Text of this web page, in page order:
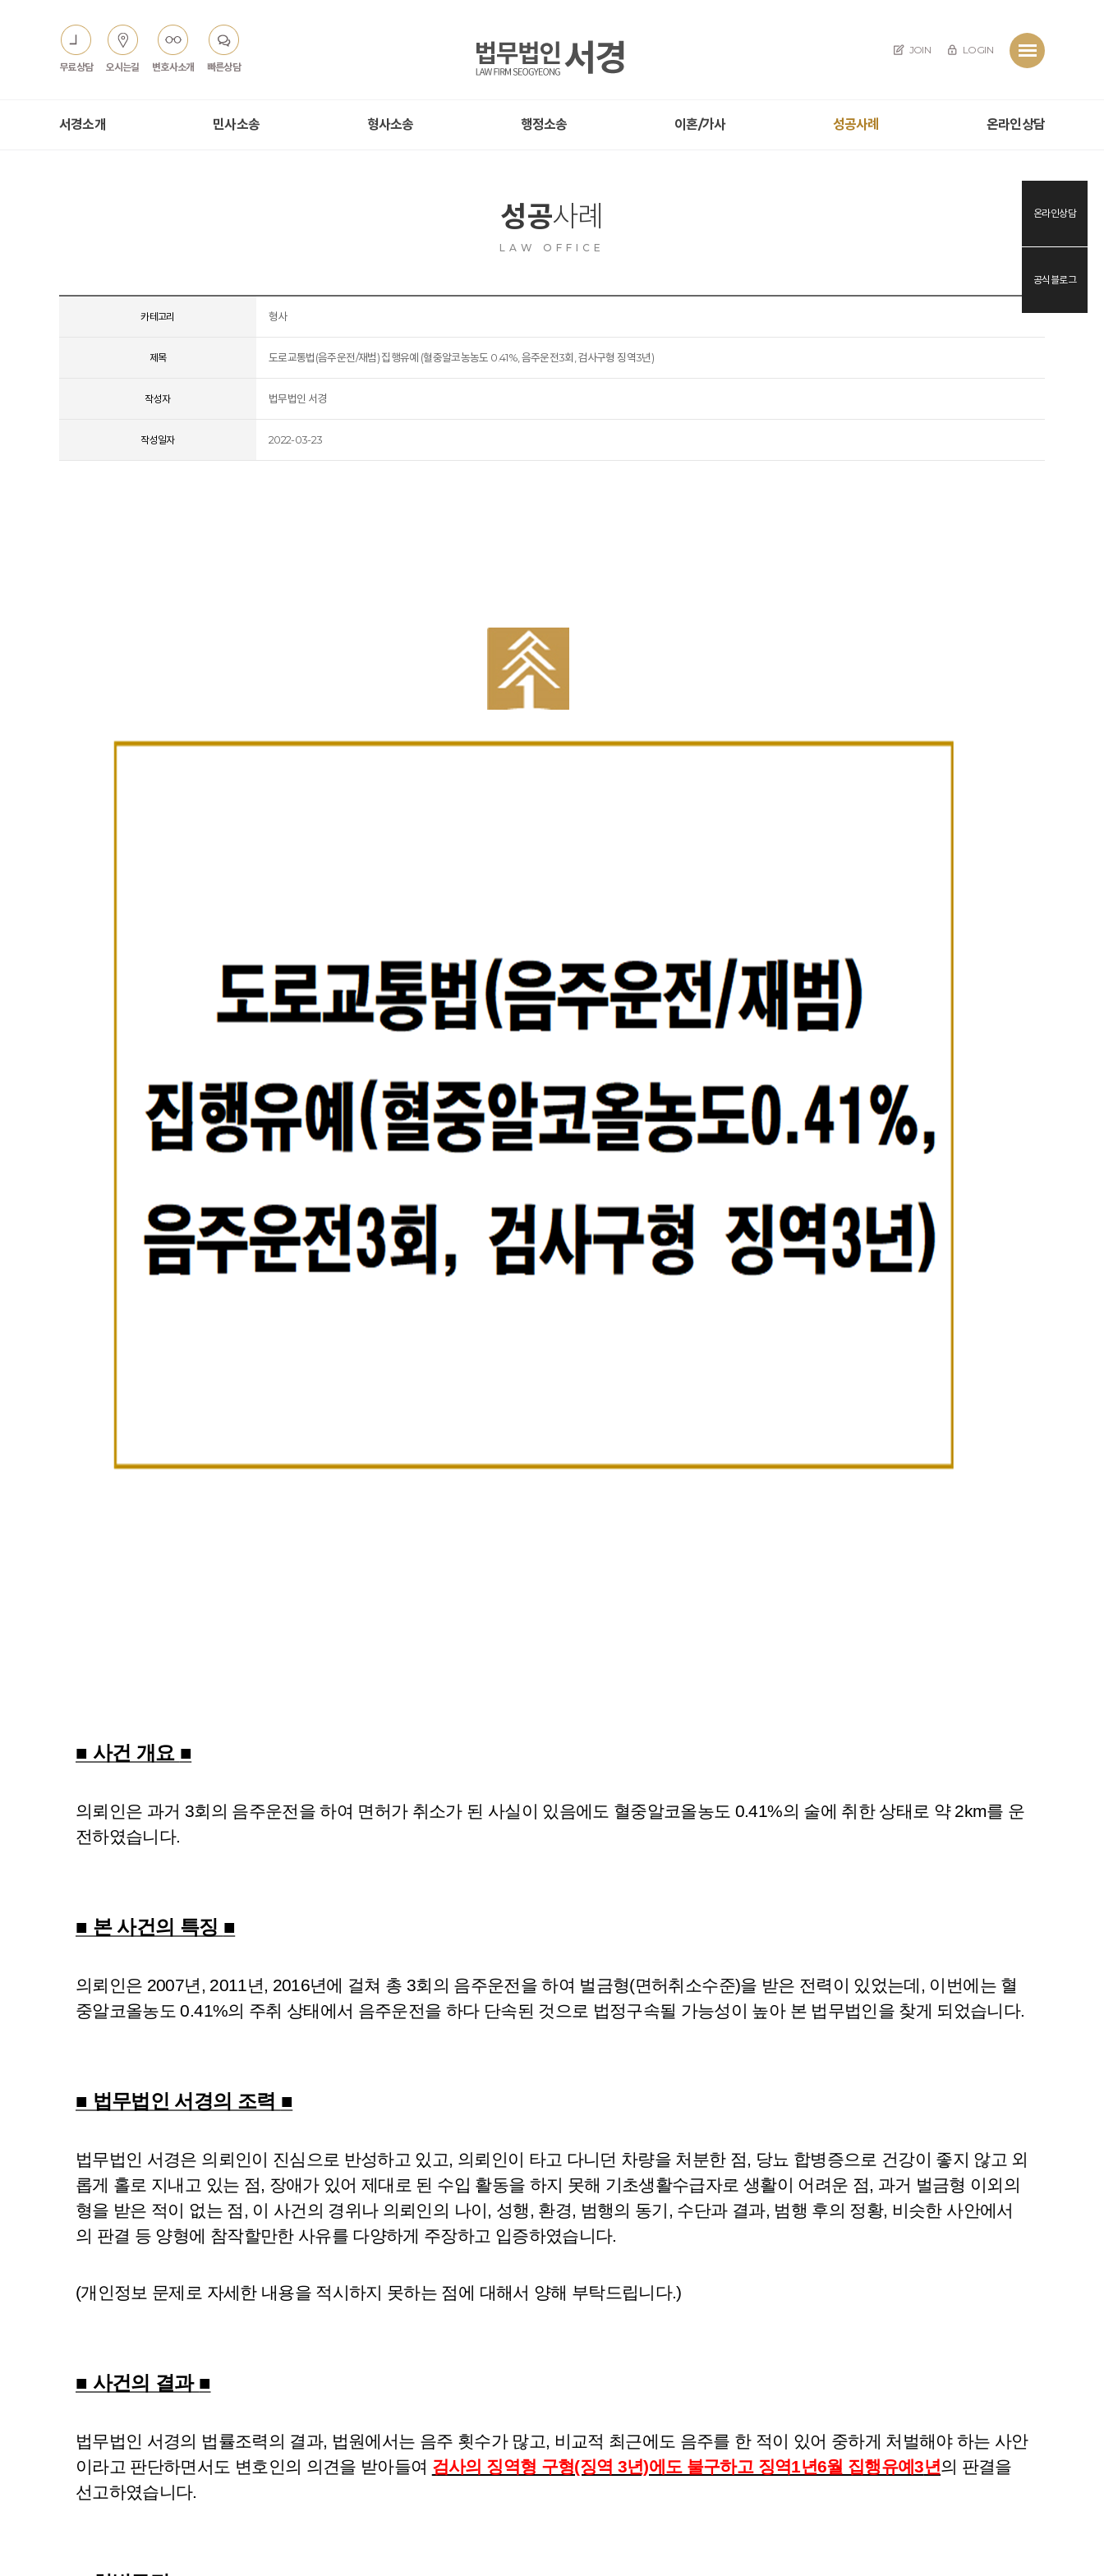
무료상담 오시는길 변호사소개 빠른상담
JOIN LOGIN
서경소개 민사소송 형사소송 행정소송 이혼/가사 성공사례 온라인상담
성공사례
LAW OFFICE
카테고리 형사
제목 도로교통법(음주운전/재범) 집행유예 (혈중알코농농도 0.41%, 음주운전3회, 검사구형 징역3년)
작성자 법무법인 서경
작성일자 2022-03-23
■ 사건 개요 ■
의뢰인은 과거 3회의 음주운전을 하여 면허가 취소가 된 사실이 있음에도 혈중알코올농도 0.41%의 술에 취한 상태로 약 2km를 운
전하였습니다.
■ 본 사건의 특징 ■
의뢰인은 2007년, 2011년, 2016년에 걸쳐 총 3회의 음주운전을 하여 벌금형(면허취소수준)을 받은 전력이 있었는데, 이번에는 혈
중알코올농도 0.41%의 주취 상태에서 음주운전을 하다 단속된 것으로 법정구속될 가능성이 높아 본 법무법인을 찾게 되었습니다.
■ 법무법인 서경의 조력 ■
법무법인 서경은 의뢰인이 진심으로 반성하고 있고, 의뢰인이 타고 다니던 차량을 처분한 점, 당뇨 합병증으로 건강이 좋지 않고 외
롭게 홀로 지내고 있는 점, 장애가 있어 제대로 된 수입 활동을 하지 못해 기초생활수급자로 생활이 어려운 점, 과거 벌금형 이외의
형을 받은 적이 없는 점, 이 사건의 경위나 의뢰인의 나이, 성행, 환경, 범행의 동기, 수단과 결과, 범행 후의 정황, 비슷한 사안에서
의 판결 등 양형에 참작할만한 사유를 다양하게 주장하고 입증하였습니다.
(개인정보 문제로 자세한 내용을 적시하지 못하는 점에 대해서 양해 부탁드립니다.)
■ 사건의 결과 ■
법무법인 서경의 법률조력의 결과, 법원에서는 음주 횟수가 많고, 비교적 최근에도 음주를 한 적이 있어 중하게 처벌해야 하는 사안
이라고 판단하면서도 변호인의 의견을 받아들여 검사의 징역형 구형(징역 3년)에도 불구하고 징역1년6월 집행유예3년의 판결을
선고하였습니다.
온라인상담
공식블로그